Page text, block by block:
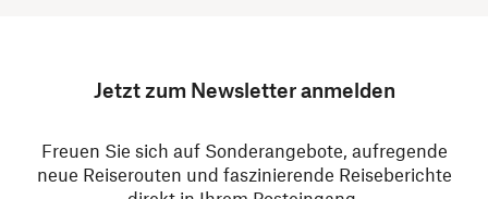
Jetzt zum Newsletter anmelden
Freuen Sie sich auf Sonderangebote, aufregende
neue Reiserouten und faszinierende Reiseberichte